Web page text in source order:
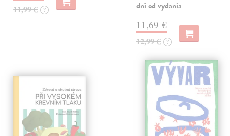
11,99 € ? dní od vydania
11,69 €
12,99 € ?